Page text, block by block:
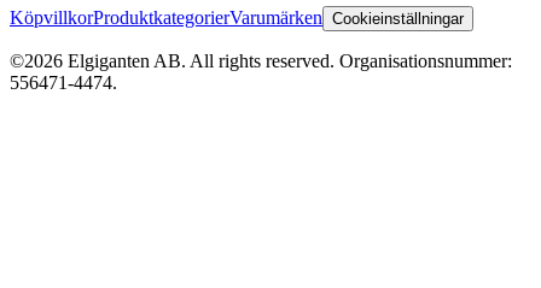
KöpvillkorProduktkategorierVarumärken Cookieinställningar
©2026 Elgiganten AB. All rights reserved. Organisationsnummer:
556471-4474.